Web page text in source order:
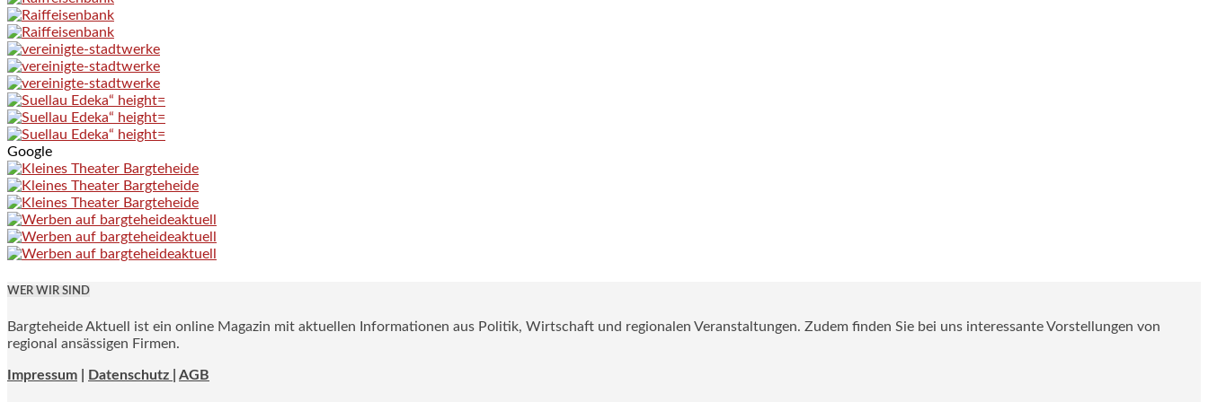
Google
WER WIR SIND
Bargteheide Aktuell ist ein online Magazin mit aktuellen Informationen aus Politik, Wirtschaft und regionalen Veranstaltungen. Zudem finden Sie bei uns interessante Vorstellungen von
regional ansässigen Firmen.
Impressum Datenschutz | AGB